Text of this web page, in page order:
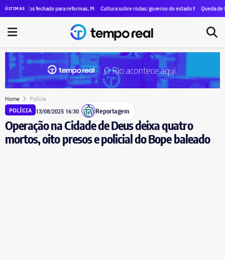
ÚLTIMASe pede a identificação dos administradores das páginas
fechado para reformas, Museu Nacional de Belas Artes, no Centro do Rio, reabre três
Cultura sobre rodas: governo do estado fecha contrato de R$
Queda de
Home Polícia
POLÍCIA 13/08/2025 16:30 Reportagem
Operação na Cidade de Deus deixa quatro
mortos, oito presos e policial do Bope baleado